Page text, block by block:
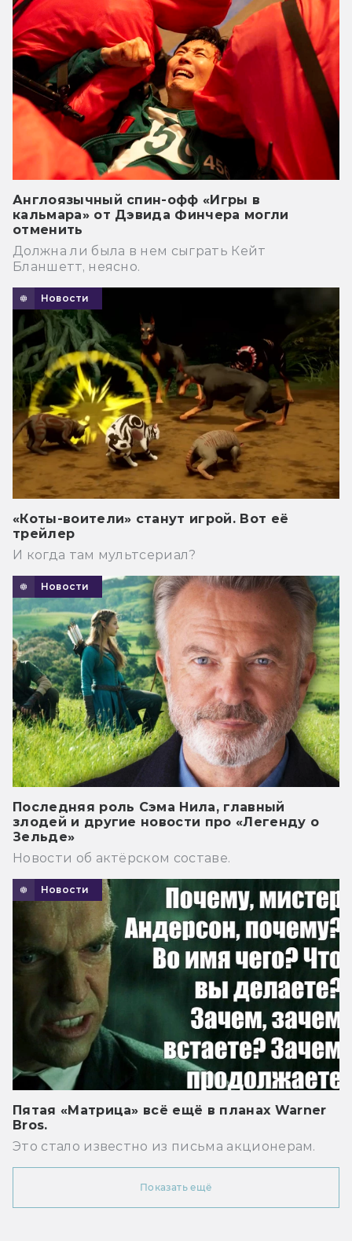
Англоязычный спин-офф «Игры в
кальмара» от Дэвида Финчера могли
отменить
Должна ли была в нем сыграть Кейт
Бланшетт, неясно.
Новости
«Коты-воители» станут игрой. Вот её
трейлер
И когда там мультсериал?
Новости
Последняя роль Сэма Нила, главный
злодей и другие новости про «Легенду о
Зельде»
Новости об актёрском составе.
Новости
Пятая «Матрица» всё ещё в планах Warner
Bros.
Это стало известно из письма акционерам.
Показать ещё